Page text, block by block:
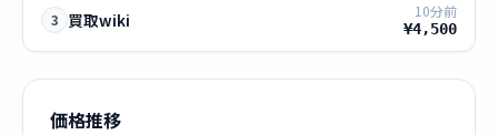
3 買取wiki 10分前
¥4,500
価格推移